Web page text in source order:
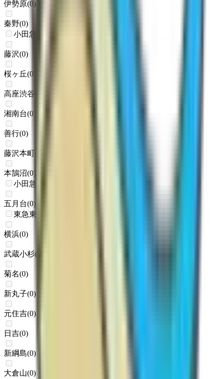
伊勢原(0)
秦野(0)
小田急江ノ島線
藤沢(0)
桜ヶ丘(0
高座渋谷
湘南台(0
善行(0)
藤沢本町
本鵠沼(0)
小田急多摩線
五月台(0)
東急東横線
横浜(0)
武蔵小杉(
菊名(0)
新丸子(0)
元住吉(0)
日吉(0)
新綱島(0)
大倉山(0)